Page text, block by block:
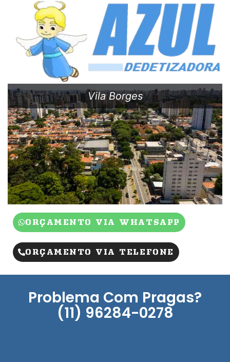
Vila Borges
ORÇAMENTO VIA WHATSAPP
ORÇAMENTO VIA TELEFONE
Problema Com Pragas?
(11) 96284-0278